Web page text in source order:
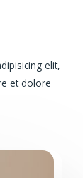
elit,
et dolore